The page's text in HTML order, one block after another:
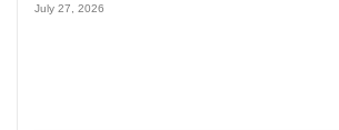
July 27, 2026